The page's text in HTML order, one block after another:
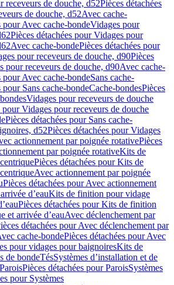
receveurs de douche, d52Pièces détachées
de douche, d52Avec cache-
pour Avec cache-bondeVidages pour
Pièces détachées pour Vidages pour
Avec cache-bondePièces détachées pour
pour receveurs de douche, d90Pièces
pour receveurs de douche, d90Avec cache-
pour Avec cache-bondeSans cache-
pour Sans cache-bondeCache-bondesPièces
Vidages pour receveurs de douche
pour Vidages pour receveurs de douche
Pièces détachées pour Sans cache-
d52Pièces détachées pour Vidages
actionnement par poignée rotativePièces
par poignée rotativeKits de
Pièces détachées pour Kits de
Avec actionnement par poignée
Pièces détachées pour Avec actionnement
d’eauKits de finition pour vidage
Pièces détachées pour Kits de finition
et arrivée d’eauAvec déclenchement par
détachées pour Avec déclenchement par
cache-bondePièces détachées pour Avec
pour vidages pour baignoiresKits de
de bondeTésSystèmes d’installation et de
ParoisPièces détachées pour ParoisSystèmes
pour Systèmes